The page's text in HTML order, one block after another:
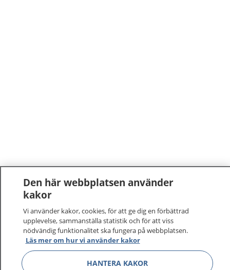
1177 –tryggt om din hälsa och vård
På 1177.se får du råd om hälsa och information om
sjukdomar och vilka mottagningar du kan kontakta.
Logga in för att läsa din journal och göra dina
vårdärenden. Ring telefonnummer 1177 för
Den här webbplatsen använder
kakor
Vi använder kakor, cookies, för att ge dig en förbättrad
upplevelse, sammanställa statistik och för att viss
nödvändig funktionalitet ska fungera på webbplatsen.
Läs mer om hur vi använder kakor
HANTERA KAKOR